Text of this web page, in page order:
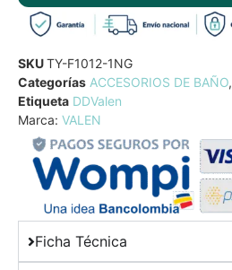
SKUTY-F1012-1NG
Categorías ACCESORIOS DE BAÑO,
Etiqueta DDValen
Marca: VALEN
Ficha Técnica